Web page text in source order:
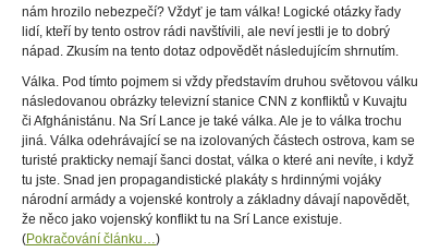
nám hrozilo nebezpečí? Vždyť je tam válka! Logické otázky řady
lidí, kteří by tento ostrov rádi navštívili, ale neví jestli je to dobrý
nápad. Zkusím na tento dotaz odpovědět následujícím shrnutím.
Válka. Pod tímto pojmem si vždy představím druhou světovou válku
následovanou obrázky televizní stanice CNN z konfliktů v Kuvajtu
či Afghánistánu. Na Srí Lance je také válka. Ale je to válka trochu
jiná. Válka odehrávající se na izolovaných částech ostrova, kam se
turisté prakticky nemají šanci dostat, válka o které ani nevíte, i když
tu jste. Snad jen propagandistické plakáty s hrdinnými vojáky
národní armády a vojenské kontroly a základny dávají napovědět,
že něco jako vojenský konflikt tu na Srí Lance existuje.
(Pokračování článku… )